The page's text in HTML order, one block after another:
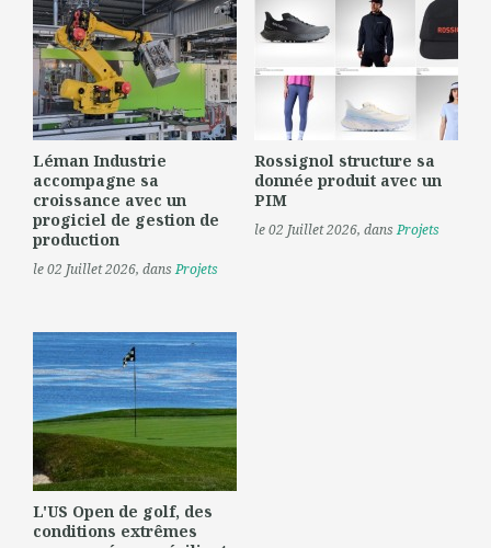
Léman Industrie
accompagne sa
croissance avec un
progiciel de gestion de
production
le 02 Juillet 2026, dansProjets
Rossignol structure sa
donnée produit avec un
PIM
le 02 Juillet 2026, dansProjets
L'US Open de golf, des
conditions extrêmes